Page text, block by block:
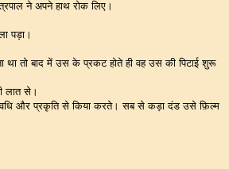
ने अपने हाथ रोक लिए।
पड़ा।
तो बाद में उस के प्रकट होते ही वह उस की पिटाई शुरू
लात से।
और प्रकृति से किया करते। सब से कड़ा दंड उसे फ़िल्म